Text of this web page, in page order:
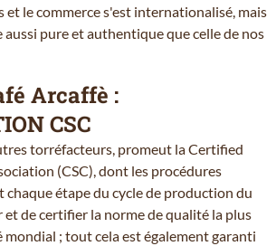
et le commerce s'est internationalisé, mais
aussi pure et authentique que celle de nos
Arcaffè :
CSC
torréfacteurs, promeut la Certified
(CSC), dont les procédures
étape du cycle de production du
et de certifier la norme de qualité la plus
mondial ; tout cela est également garanti